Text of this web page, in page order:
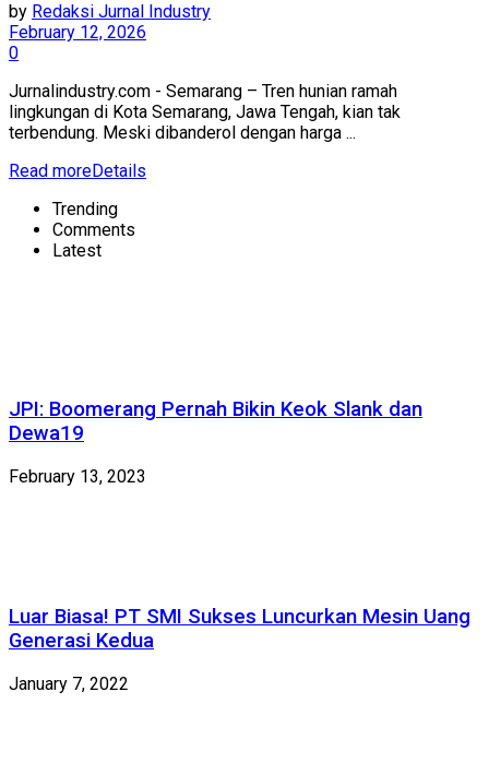
by Redaksi Jurnal Industry
February 12, 2026
0
Jurnalindustry.com - Semarang – Tren hunian ramah
lingkungan di Kota Semarang, Jawa Tengah, kian tak
terbendung. Meski dibanderol dengan harga ...
Read moreDetails
Trending
Comments
Latest
JPI: Boomerang Pernah Bikin Keok Slank dan
Dewa19
February 13, 2023
Luar Biasa! PT SMI Sukses Luncurkan Mesin Uang
Generasi Kedua
January 7, 2022